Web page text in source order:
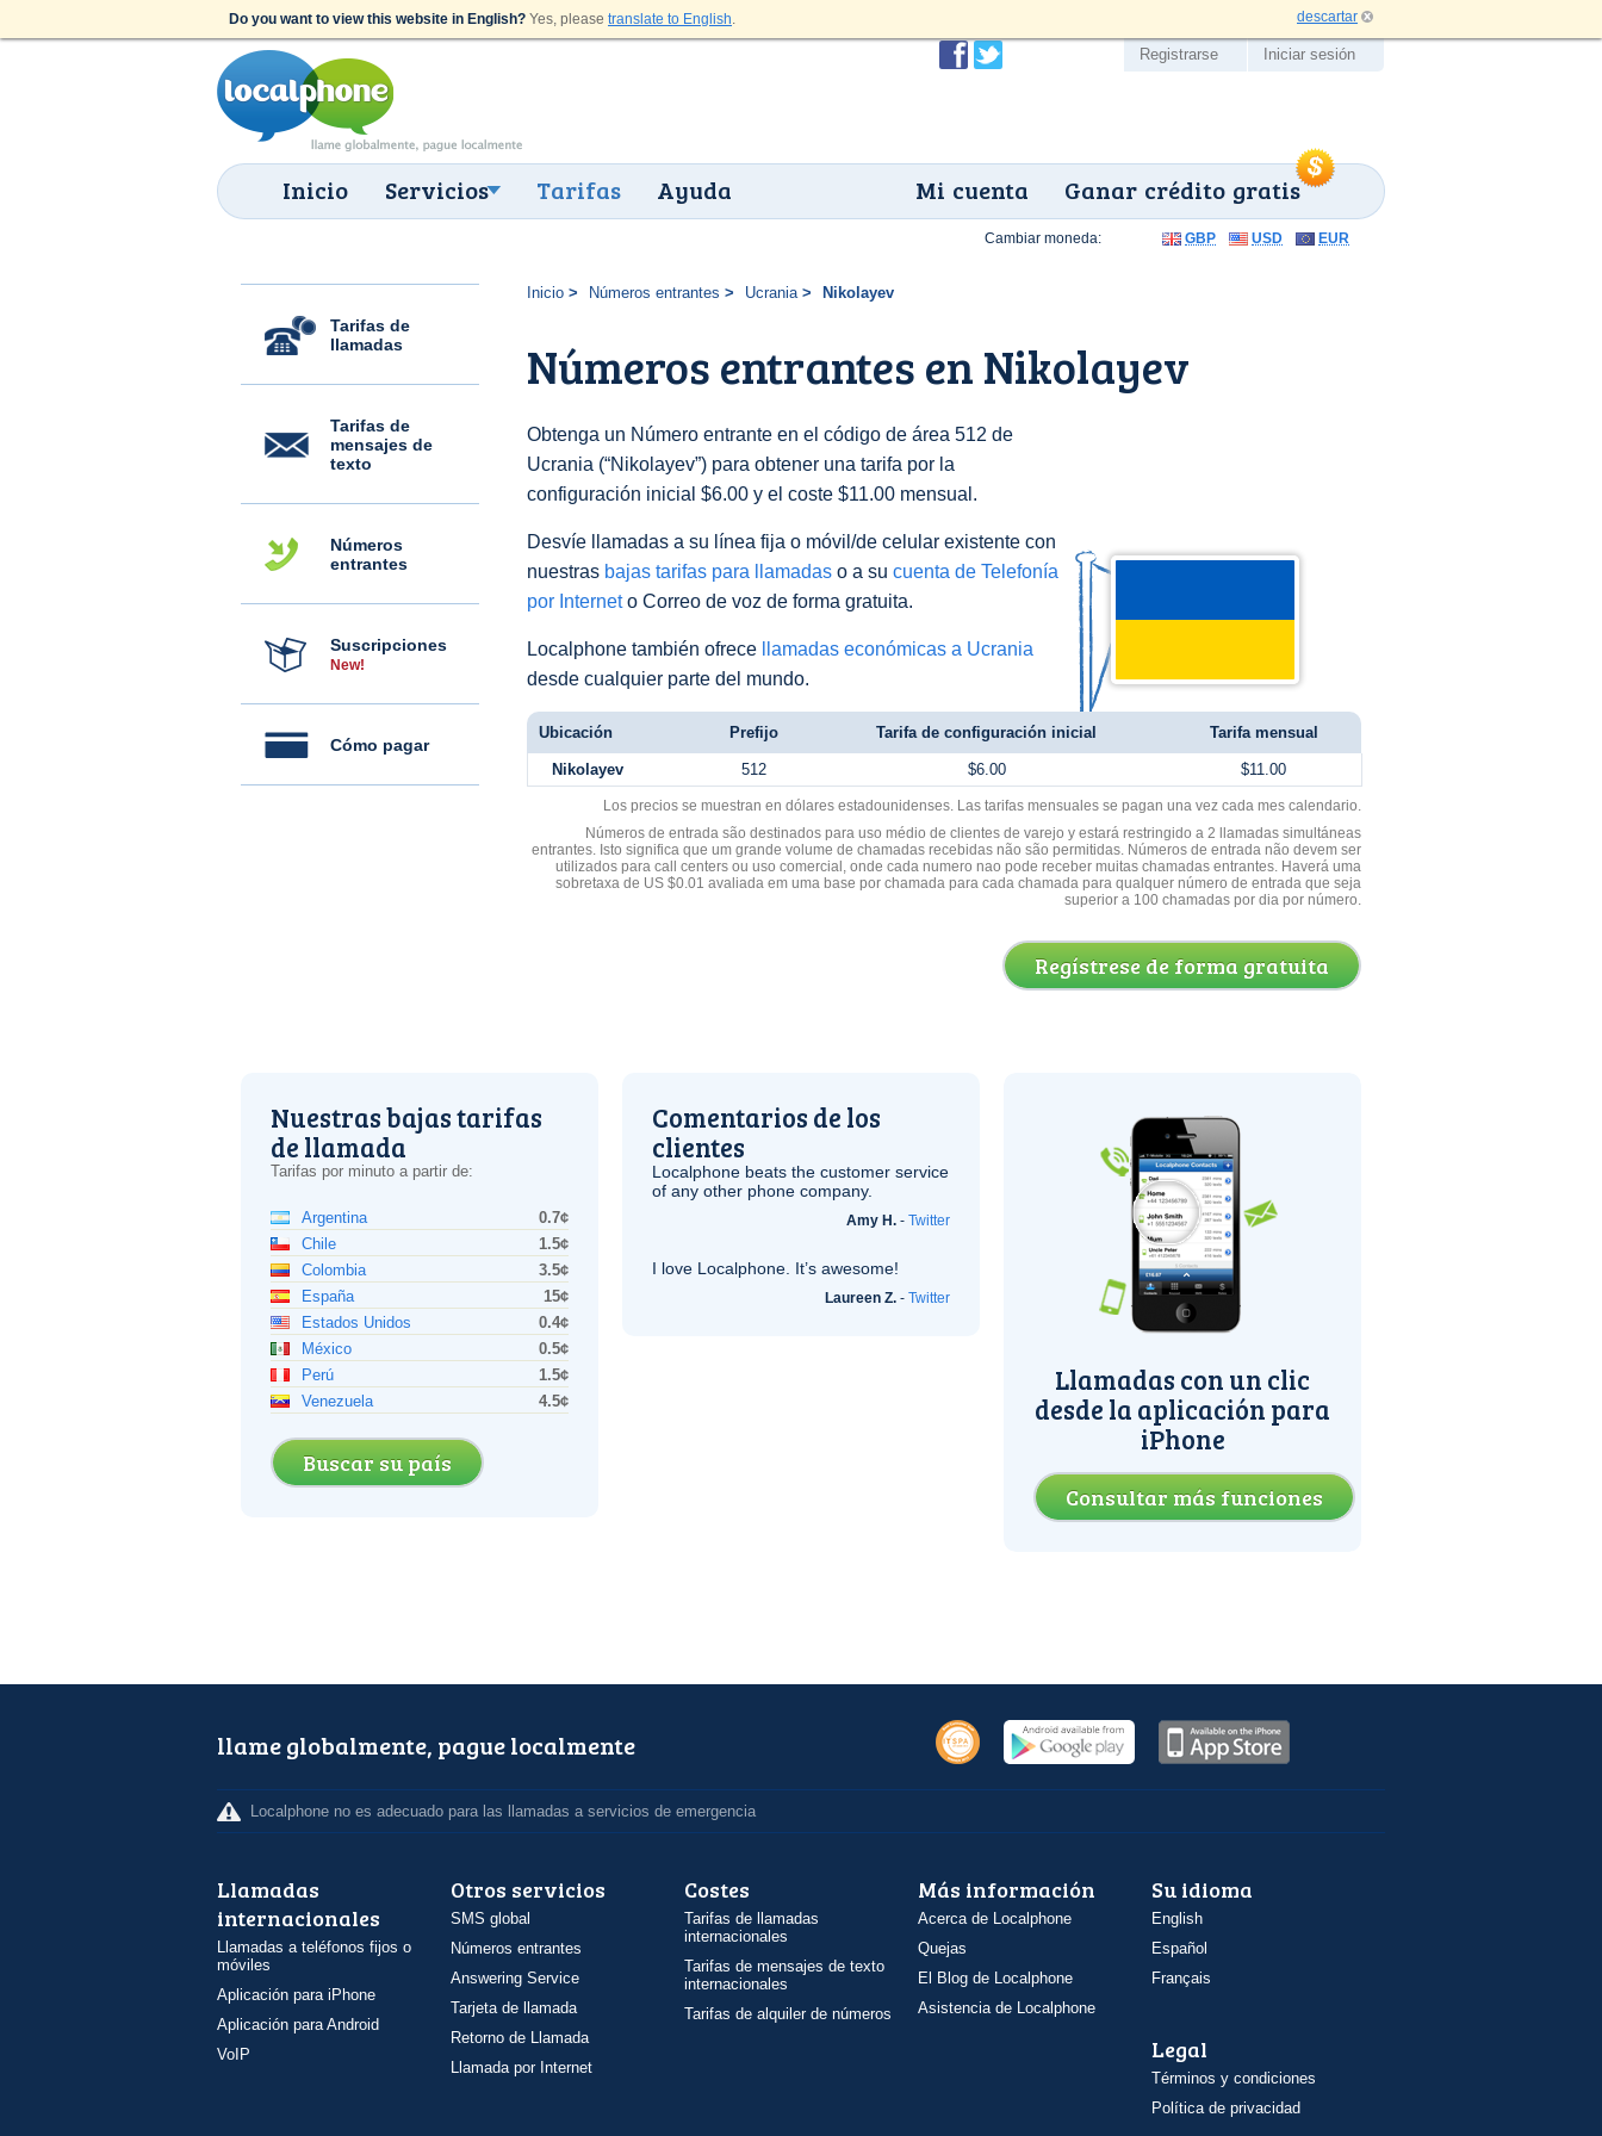
Do you want to view this website in English? Yes, please translate to English. descartar
Inicio Servicios Tarifas Ayuda Ganar crédito gratis
Mi cuenta
Registrarse Iniciar sesión
Tarifas de
llamadas
Tarifas de
mensajes de
texto
Números
entrantes
Suscripciones
New!
Cómo pagar
Inicio Números entrantes Ucrania Nikolayev
Números entrantes en Nikolayev
Obtenga un Número entrante en el código de área 512 de
Ucrania (“Nikolayev”) para obtener una tarifa por la
configuración inicial $6.00 y el coste $11.00 mensual.
Desvíe llamadas a su línea fija o móvil/de celular existente con
nuestras bajas tarifas para llamadas o a su cuenta de Telefonía
por Interneto Correo de voz de forma gratuita.
Localphone también ofrece
llamadas económicas a Ucrania
desde cualquier parte del mundo.
Cambiar moneda: GBP USD EUR
Ubicación Prefijo Tarifa de configuración inicial Tarifa mensual
Nikolayev 512 $6.00 $11.00
Los precios se muestran en dólares estadounidenses. Las tarifas mensuales se pagan una vez cada mes calendario.
Números de entrada são destinados para uso médio de clientes de varejo y estará restringido a 2 llamadas simultáneas
entrantes. Isto significa que um grande volume de chamadas recebidas não são permitidas. Números de entrada não devem ser
utilizados para call centers ou uso comercial, onde cada numero nao pode receber muitas chamadas entrantes. Haverá uma
sobretaxa de US $0.01 avaliada em uma base por chamada para cada chamada para qualquer número de entrada que seja
superior a 100 chamadas por dia por número.
Regístrese de forma gratuita
Nuestras bajas tarifas
de llamada
Tarifas por minuto a partir de:
Argentina
0.7¢
Chile
1.5¢
Colombia
3.5¢
España
15¢
Estados Unidos
0.4¢
México
0.5¢
Perú
1.5¢
Venezuela
4.5¢
Buscar su país
Comentarios de los
clientes
Localphone beats the customer service
of any other phone company.
Amy H. - Twitter
I love Localphone. It’s awesome!
Laureen Z. - Twitter
Llamadas con un clic
desde la aplicación para
iPhone
Consultar más funciones
llame globalmente, pague localmente
Localphone no es adecuado para las llamadas a servicios de emergencia
Llamadas
internacionales
Llamadas a teléfonos fijos o
móviles
Aplicación para iPhone
Aplicación para Android
VoIP
Otros servicios
SMS global
Números entrantes
Answering Service
Tarjeta de llamada
Retorno de Llamada
Llamada por Internet
Costes
Tarifas de llamadas
internacionales
Tarifas de mensajes de texto
internacionales
Tarifas de alquiler de números
Más información
Acerca de Localphone
Quejas
El Blog de Localphone
Asistencia de Localphone
Su idioma
English
Español
Français
Legal
Términos y condiciones
Política de privacidad